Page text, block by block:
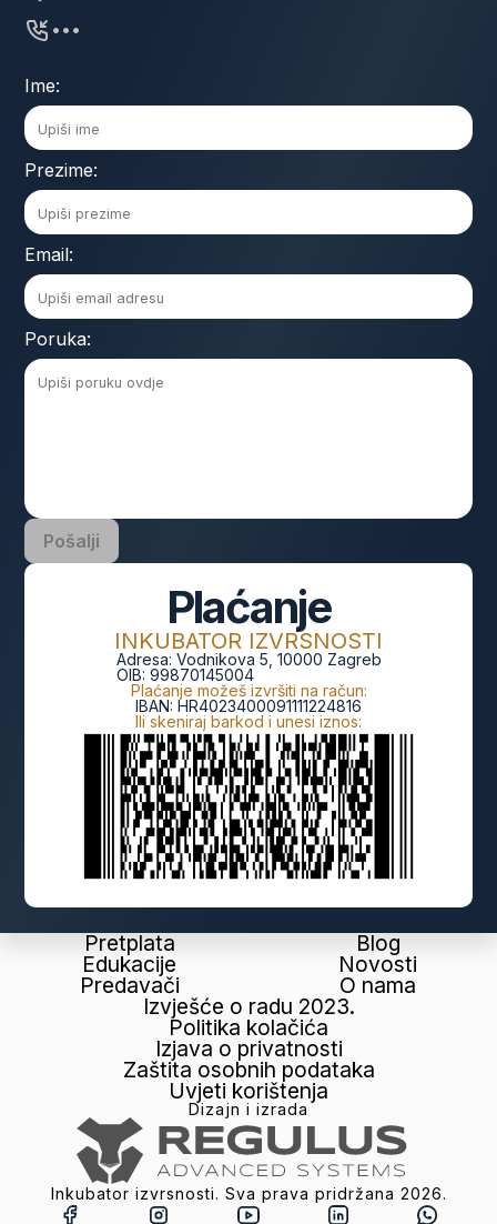
•••
Ime:
Prezime:
Email:
Poruka:
Pošalji
Plaćanje
INKUBATOR IZVRSNOSTI
Adresa: Vodnikova 5, 10000 Zagreb
OIB: 99870145004
Plaćanje možeš izvršiti na račun:
IBAN: HR4023400091111224816
Ili skeniraj barkod i unesi iznos:
Pretplata
Edukacije
Predavači
Blog
Novosti
O nama
Izvješće o radu 2023.
Politika kolačića
Izjava o privatnosti
Zaštita osobnih podataka
Uvjeti korištenja
Dizajn i izrada
Inkubator izvrsnosti. Sva prava pridržana 2026.